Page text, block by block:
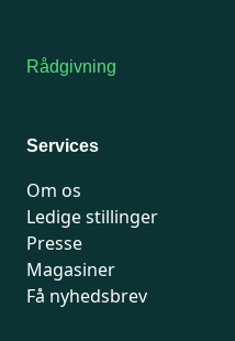
Rådgivning
Services
Om os
Ledige stillinger
Presse
Magasiner
Få nyhedsbrev